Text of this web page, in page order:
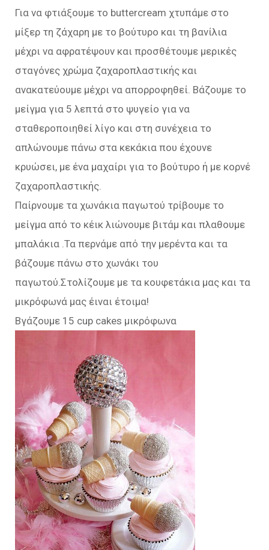
Για να φτιάξουμε το buttercream χτυπάμε στο
μίξερ τη ζάχαρη με το βούτυρο και τη βανίλια
μέχρι να αφρατέψουν και προσθέτουμε μερικές
σταγόνες χρώμα ζαχαροπλαστικής και
ανακατεύουμε μέχρι να απορροφηθεί. Βάζουμε το
μείγμα για 5 λεπτά στο ψυγείο για να
σταθεροποιηθεί λίγο και στη συνέχεια το
απλώνουμε πάνω στα κεκάκια που έχουνε
κρυώσει, με ένα μαχαίρι για το βούτυρο ή με κορνέ
ζαχαροπλαστικής.
Παίρνουμε τα χωνάκια παγωτού τρίβουμε το
μείγμα από το κέικ λιώνουμε βιτάμ και πλαθουμε
μπαλάκια .Τα περνάμε από την μερέντα και τα
βάζουμε πάνω στο χωνάκι του
παγωτού.Στολίζουμε με τα κουφετάκια μας και τα
μικρόφωνά μας έιναι έτοιμα!
Βγάζουμε 15 cup cakes μικρόφωνα